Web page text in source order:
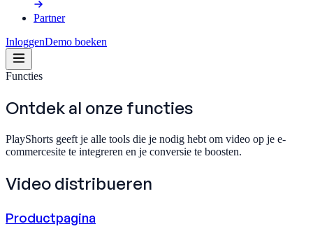
Partner
InloggenDemo boeken
Functies
Ontdek al onze functies
PlayShorts geeft je alle tools die je nodig hebt om video op je e-
commercesite te integreren en je conversie te boosten.
Video distribueren
Productpagina